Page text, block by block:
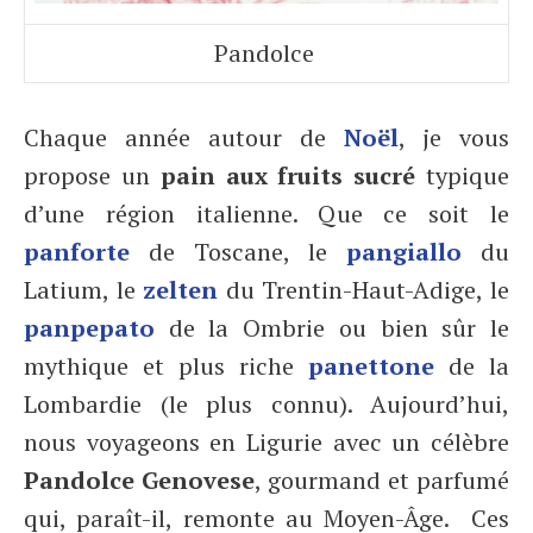
Pandolce
Chaque année autour de Noël, je vous
propose un pain aux fruits sucré typique
d’une région italienne. Que ce soit le
panforte
de Toscane, le pangiallo du
Latium, le zelten du Trentin-Haut-Adige, le
panpepato de la Ombrie ou bien sûr le
mythique et plus riche panettone de la
Lombardie (le plus connu). Aujourd’hui,
nous voyageons en Ligurie avec un célèbre
Pandolce Genovese, gourmand et parfumé
qui, paraît-il, remonte au Moyen-Âge. Ces